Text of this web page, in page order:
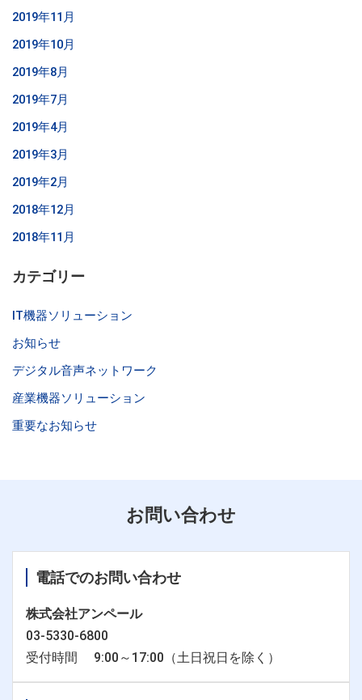
2019年11月
2019年10月
2019年8月
2019年7月
2019年4月
2019年3月
2019年2月
2018年12月
2018年11月
カテゴリー
IT機器ソリューション
お知らせ
デジタル音声ネットワーク
産業機器ソリューション
重要なお知らせ
お問い合わせ
電話でのお問い合わせ
株式会社アンペール
03-5330-6800
受付時間 9:00～17:00（土日祝日を除く）